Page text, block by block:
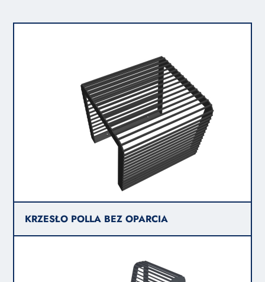
KRZESŁO POLLA BEZ OPARCIA